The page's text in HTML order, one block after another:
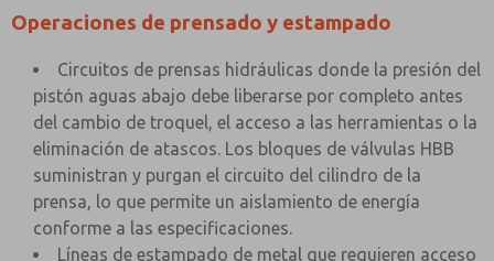
Operaciones de prensado y estampado
Circuitos de prensas hidráulicas donde la presión del
pistón aguas abajo debe liberarse por completo antes
del cambio de troquel, el acceso a las herramientas o la
eliminación de atascos. Los bloques de válvulas HBB
suministran y purgan el circuito del cilindro de la
prensa, lo que permite un aislamiento de energía
conforme a las especificaciones.
Líneas de estampado de metal que requieren acceso